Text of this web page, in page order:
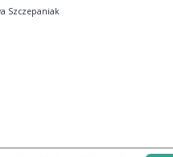
Szczepaniak